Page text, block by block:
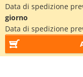
Data di spedizione
giorno
Data di spedizione